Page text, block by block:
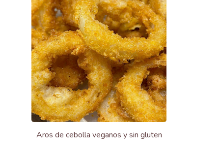
Aros de cebolla veganos y sin gluten